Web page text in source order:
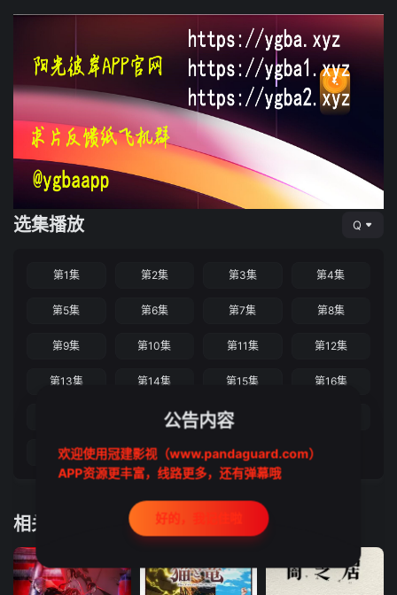
选集播放 Q
第1集 第2集 第3集 第4集
第5集 第6集 第7集 第8集
第9集 第10集 第11集 第12集
第13集 第14集 第15集 第16集
第18集 第19集
第21集 第22集
相关推荐
公告内容
欢迎使用冠建影视（www.pandaguard.com）
APP资源更丰富，线路更多，还有弹幕哦
好的，我记住啦